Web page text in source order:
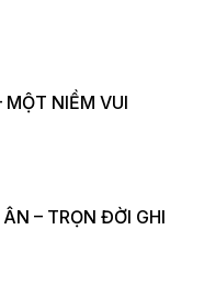
MỘT NIỀM VUI
– TRỌN ĐỜI GHI